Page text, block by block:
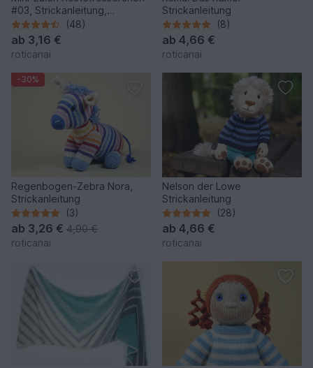
#03, Strickanleitung,
Wollreste
(48)
ab 3,16 €
roticanai
Strickanleitung
(8)
ab 4,66 €
roticanai
-30%
Regenbogen-Zebra Nora,
Strickanleitung
(3)
ab 3,26 € 4,90 €
roticanai
Nelson der Löwe
Strickanleitung
(28)
ab 4,66 €
roticanai